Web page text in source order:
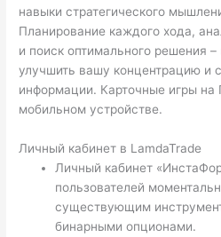
навыки стратегического
Планирование каждого хода,
и поиск оптимального решения
улучшить вашу концентрацию и
информации. Карточные игры на
мобильном устройстве.
Личный кабинет в LamdaTrade
Личный кабинет
пользователей
существующим
бинарными опционами.